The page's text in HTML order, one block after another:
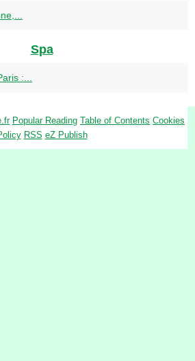
Spa
:...
Popular Reading Table of Contents Cookies
RSS eZ Publish